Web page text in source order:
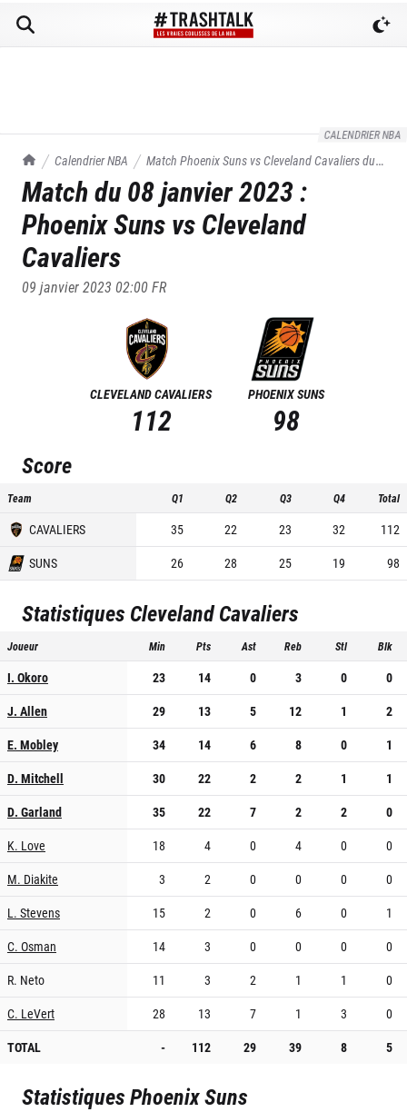
CALENDRIER NBA
TrashTalk Actu NBA
Calendrier NBA Match Phoenix Suns vsCleveland Cavaliersdu
08/01/2023
Match du 08 janvier 2023:
Phoenix Suns vs Cleveland
Cavaliers
09 janvier 2023 02:00FR
CLEVELAND CAVALIERS
112
PHOENIX SUNS
98
Score
Team Q1 Q2 Q3 Q4 Total
CAVALIERS 35 22 23 32
112
SUNS
26 28 25 19 98
Statistiques Cleveland Cavaliers
Joueur Min Pts Ast Reb Stl Blk
I. Okoro 23 14 0 3 0
0
J. Allen
29 13 5 12 1
2
E. Mobley
34 14 6 8 0
1
D. Mitchell
30 22 2 2 1
1
D. Garland
35 22 7 2 2
0
K. Love
18 4 0 4 0
0
M. Diakite
3 2 0 0 0
0
L. Stevens
15 2 0 6 0
1
C. Osman
14 3 0 0 0
0
R. Neto
11 3 2 1 1
0
C. LeVert
28 13 7 1 3
0
TOTAL
- 112 29 39 8 5
StatistiquesPhoenix Suns